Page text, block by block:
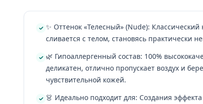
✨ Оттенок «Телесный» (Nude):
сливается с телом, становясь практически
🌿 Гипоаллергенный состав: 100%
деликатен, отлично пропускает воздух и
чувствительной кожей.
👗 Идеально подходит для: Создания